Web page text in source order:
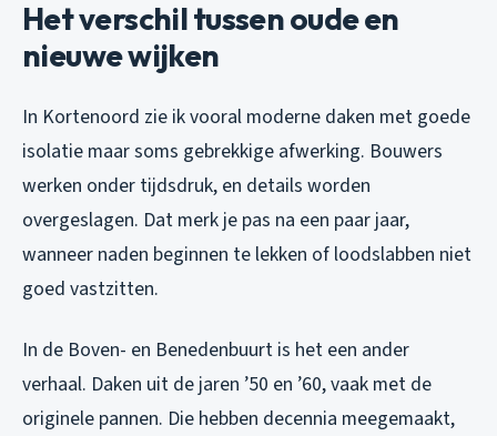
Het verschil tussen oude en
nieuwe wijken
In Kortenoord zie ik vooral moderne daken met goede
isolatie maar soms gebrekkige afwerking. Bouwers
werken onder tijdsdruk, en details worden
overgeslagen. Dat merk je pas na een paar jaar,
wanneer naden beginnen te lekken of loodslabben niet
goed vastzitten.
In de Boven- en Benedenbuurt is het een ander
verhaal. Daken uit de jaren ’50 en ’60, vaak met de
originele pannen. Die hebben decennia meegemaakt,